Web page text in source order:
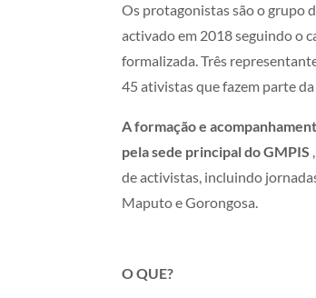
Os protagonistas são o grupo
activado em 2018 seguindo o
formalizada.Três
45 ativistas que fazem parte
A formação e
pela sede principal do GMPIS
de activistas, incluindo
Maputo e Gorongosa.
O QUE?